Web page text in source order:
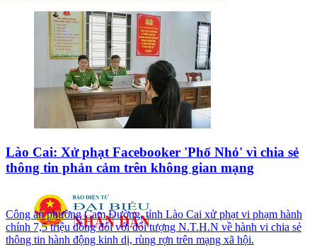
Lào Cai: Xử phạt Facebooker 'Phố Nhỏ' vì chia sẻ
thông tin phản cảm trên không gian mạng
Công an phường Cam Đường, tỉnh Lào Cai xử phạt vi phạm hành
chính 7,5 triệu đồng đối với đối tượng N.T.H.N về hành vi chia sẻ
thông tin hành động kinh dị, rùng rợn trên mạng xã hội.